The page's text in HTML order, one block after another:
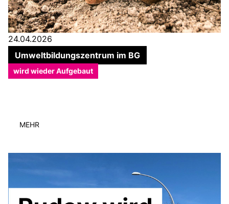
24.04.2026
Umweltbildungszentrum im BG
wird wieder Aufgebaut
MEHR